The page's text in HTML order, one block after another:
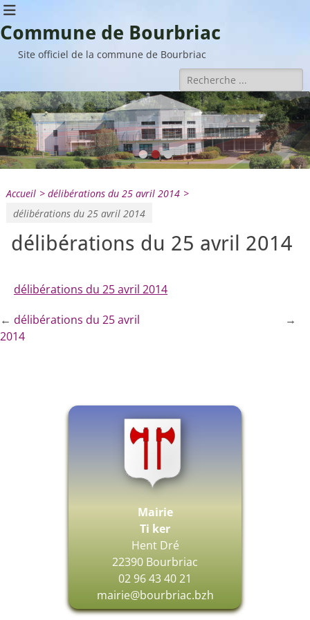
Commune de Bourbriac
Site officiel de la commune de Bourbriac
Rechercher :
•••
Accueil > délibérations du 25 avril 2014 >
délibérations du 25 avril 2014
délibérations du 25 avril 2014
délibérations du 25 avril 2014
← délibérations du 25 avril
2014
→
Mairie
Ti ker
Hent Dré
22390 Bourbriac
02 96 43 40 21
mairie@bourbriac.bzh